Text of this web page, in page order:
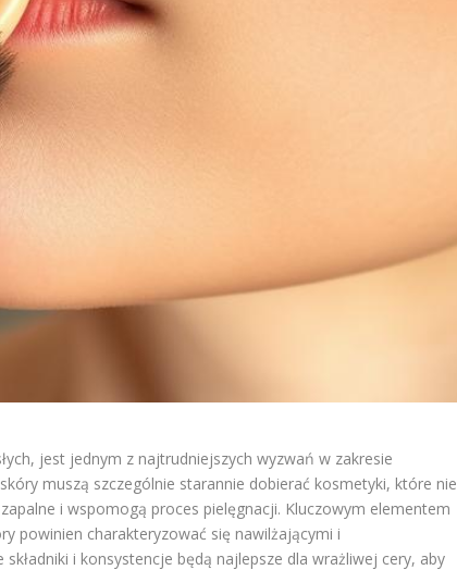
jest jednym z najtrudniejszych wyzwań w zakresie
muszą szczególnie starannie dobierać kosmetyki, które nie
i wspomogą proces pielęgnacji. Kluczowym elementem
powinien charakteryzować się nawilżającymi i
i konsystencje będą najlepsze dla wrażliwej cery, aby